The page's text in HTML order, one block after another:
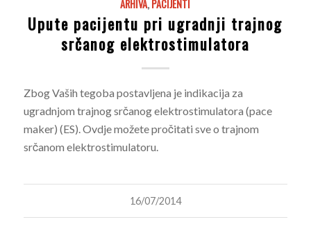
ARHIVA,PACIJENTI
Upute pacijentu pri ugradnji trajnog
srčanog elektrostimulatora
Zbog Vaših tegoba postavljena je indikacija za
ugradnjom trajnog srčanog elektrostimulatora (pace
maker) (ES). Ovdje možete pročitati sve o trajnom
srčanom elektrostimulatoru.
16/07/2014